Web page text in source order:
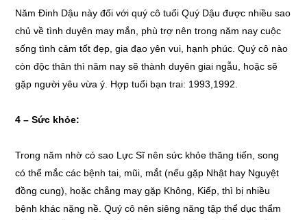
Năm Đinh Dậu này đối với quý cô tuổi Quý Dậu được nhiều sao
chủ về tình duyên may mắn, phù trợ nên trong năm nay cuộc
sống tình cảm tốt đẹp, gia đạo yên vui, hạnh phúc. Quý cô nào
còn độc thân thì năm nay sẽ thành duyên giai ngẫu, hoặc sẽ
gặp người yêu vừa ý. Hợp tuổi bạn trai: 1993,1992.
4 – Sức khỏe:
Trong năm nhờ có sao Lực Sĩ nên sức khỏe thăng tiến, song
có thể mắc các bệnh tai, mũi, mắt (nếu gặp Nhật hay Nguyệt
đồng cung), hoặc chẳng may gặp Không, Kiếp, thì bị nhiều
bệnh khác nặng nề. Quý cô nên siêng năng tập thể dục thẩm